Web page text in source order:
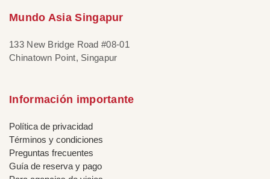
Mundo Asia Singapur
133 New Bridge Road #08-01
Chinatown Point, Singapur
Información importante
Política de privacidad
Términos y condiciones
Preguntas frecuentes
Guía de reserva y pago